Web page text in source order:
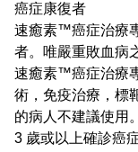
癌症康復者
速癒素™癌症治療
者。唯嚴重敗血病
速癒素™癌症治療
術，免疫治療，標
的病人不建議使用
3 歲或以上確診癌